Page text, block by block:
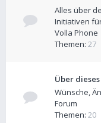
Alles über
Initiativen
Volla Phone
Themen: 27
Über
Wünsche,
Forum
Themen: 20